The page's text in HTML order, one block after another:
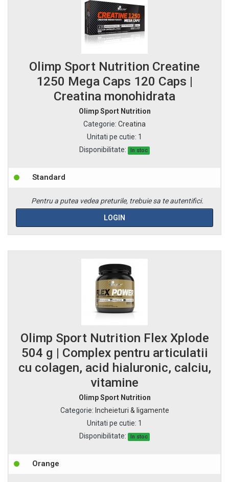
Olimp Sport Nutrition Creatine
1250 Mega Caps 120 Caps |
Creatina monohidrata
Olimp Sport Nutrition
Categorie: Creatina
Unitati pe cutie: 1
Disponibilitate:
In stoc
Standard
Pentru a putea vedea preturile, trebuie sa te autentifici.
LOGIN
Olimp Sport Nutrition Flex Xplode
504 g | Complex pentru articulatii
cu colagen, acid hialuronic, calciu,
vitamine
Olimp Sport Nutrition
Categorie: Incheieturi & ligamente
Unitati pe cutie: 1
Disponibilitate:
In stoc
Orange